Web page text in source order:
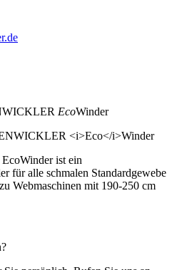
EcoWinder
ist ein
für alle schmalen Standardgewebe
Webmaschinen mit 190-250 cm